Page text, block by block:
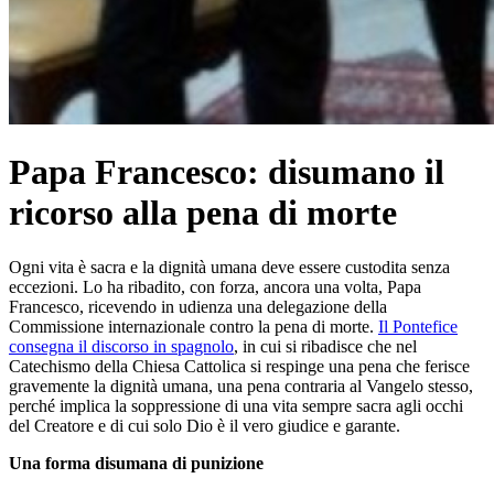
Papa Francesco: disumano il
ricorso alla pena di morte
Ogni vita è sacra e la dignità umana deve essere custodita senza
eccezioni. Lo ha ribadito, con forza, ancora una volta, Papa
Francesco, ricevendo in udienza una delegazione della
Commissione internazionale contro la pena di morte. Il Pontefice
consegna il discorso in spagnolo, in cui si ribadisce che nel
Catechismo della Chiesa Cattolica si respinge una pena che ferisce
gravemente la dignità umana, una pena contraria al Vangelo stesso,
perché implica la soppressione di una vita sempre sacra agli occhi
del Creatore e di cui solo Dio è il vero giudice e garante.
Una forma disumana di punizione